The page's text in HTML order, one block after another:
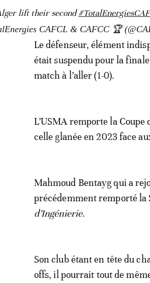
lift their second
CAFCL & CAFCC 🏆
Le défenseur, élément
était suspendu pour la
match à l’aller (1-0).
L’USMA remporte la
celle glanée en 2023 face
Mahmoud Bentayg qui a
précédemment remporté la
d’Ingénierie.
Son club étant en tête du
offs, il pourrait tout de